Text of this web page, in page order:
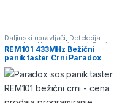
Daljinski upravljači, Detekcija
provale - Alarmni sistemi Panik
SOS tasteri
REM101 433MHz Bežični
panik taster Crni Paradox
cena